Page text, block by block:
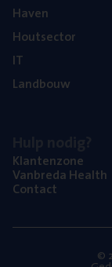
Haven
Hout­sec­tor
IT
Land­bouw
Klan­ten­zo­ne
Van­b­re­da Health
Con­tact
©